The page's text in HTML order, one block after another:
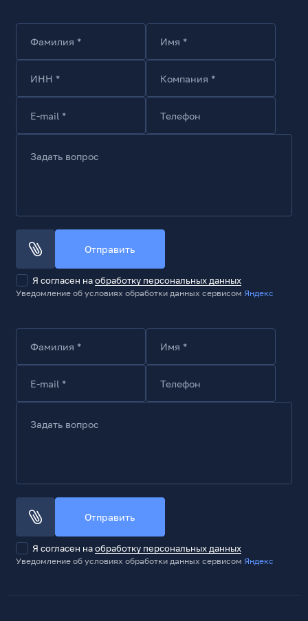
Угол обзора по горизонтали, град.
178
Угол обзора по вертикали, град.
178
Время отклика (Gray to Gray), мс
4
Время отклика, минимальное, мс
Безрамочный экран
Да
Технологии
NVIDIA G-Sync
Технология Flicker free/Flicker safe/Anti-Flicker
Да
Встроенные динамики
Нет
Разъемы и интерфейсы
Количество D-Sub (VGA)
1
Фамилия * Имя *
ИНН * Компания *
E-mail * Телефон
Задать вопрос
Отправить
Я согласен наобработку персональных данных
Уведомление об условиях обработки данных сервисом Яндекс
Фамилия * Имя *
E-mail * Телефон
Задать вопрос
Отправить
Я согласен наобработку персональных данных
Уведомление об условиях обработки данных сервисом Яндекс